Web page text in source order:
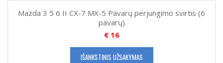
Mazda 3 5 6 II CX-7 MX-5 Pavarų perjungimo svirtis (6
pavarų)
€16
IŠANKSTINIS UŽSAKYMAS